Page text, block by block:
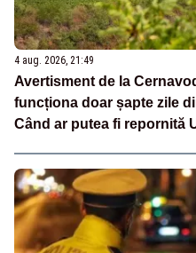
4 aug. 2026, 21:49
Avertisment de la
funcționa doar șapte zile
Când ar putea fi repornită